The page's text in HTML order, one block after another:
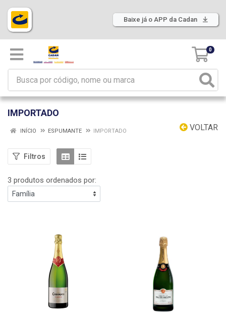
Baixe já o APP da Cadan
0
IMPORTADO
VOLTAR
INÍCIO ESPUMANTE IMPORTADO
Filtros
3 produtos ordenados por: